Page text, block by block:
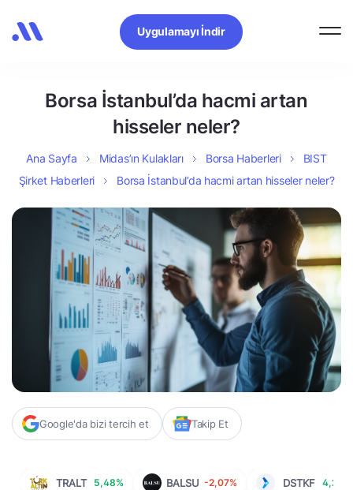
Uygulamayı İndir
Borsa İstanbul’da hacmi artan
hisseler neler?
Ana Sayfa Midas’ın Kulakları Borsa Haberleri
BIST
Şirket Haberleri
Borsa İstanbul’da hacmi artan hisseler neler?
Google'da bizi tercih et Takip Et
TRALT 5,48% BALSU -2,07% DSTKF 4,29%